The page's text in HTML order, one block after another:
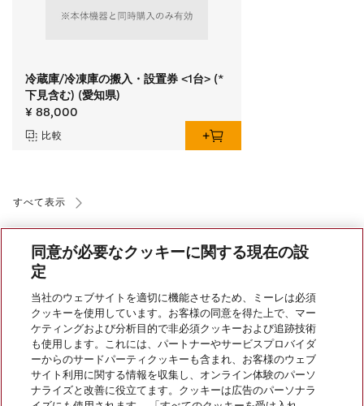
冷蔵庫/冷凍庫の搬入・設置券 <1台> (*
下見含む) (愛知県)
¥ 88,000
比較
すべて表示
会社案内
サービス
同意が必要なクッキーに関する現在の設
定
当社のウェブサイトを適切に機能させるため、ミーレは必須
クッキーを使用しています。お客様の同意を得た上で、マー
ケティングおよび分析目的で非必須クッキーおよび追跡技術
も使用します。これには、パートナーやサービスプロバイダ
ーからのサードパーティクッキーも含まれ、お客様のウェブ
サイト利用に関する情報を収集し、オンライン体験のパーソ
ナライズと改善に役立てます。クッキーは広告のパーソナラ